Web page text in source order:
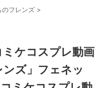
のフレンズ >
ミケコスプレ動画
ズ」フェネッ